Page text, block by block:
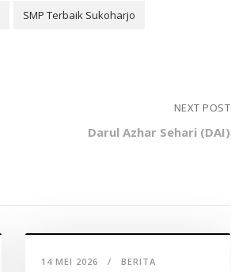
SMP Terbaik Sukoharjo
NEXT POST
Darul Azhar Sehari (DAI)
14 MEI 2026 BERITA